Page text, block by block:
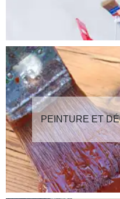
PEINTURE ET